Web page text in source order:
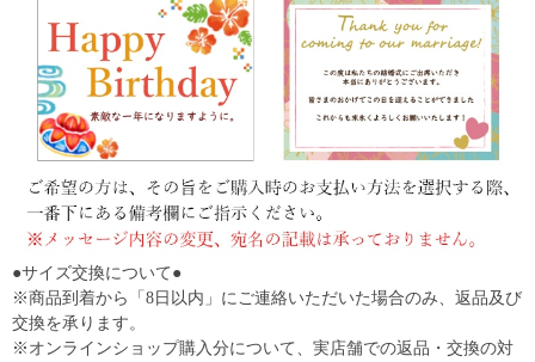
●サイズ交換について●
※商品到着から「8日以内」にご連絡いただいた場合のみ、返品及び
交換を承ります。
※オンラインショップ購入分について、実店舗での返品・交換の対